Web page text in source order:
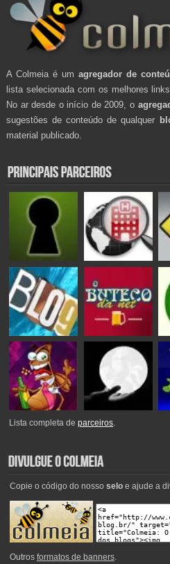
A Colmeia é um agregador de
lista selecionada com os melhores
No ar desde o início de 2009, o
sugestões de conteúdo de qualquer
material publicado.
Lista completa deparceiros.
Copie o código do nosso seloe ajude a
Outros formatos de banners.